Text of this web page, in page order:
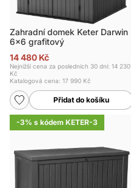
Zahradní domek Keter Darwin
6x6 grafitový
14 480 Kč
Nejnižší cena za posledních 30 dní: 14 230
Kč
Katalogová cena: 17 990 Kč
Přidat do košíku
-3% s kódem KETER-3